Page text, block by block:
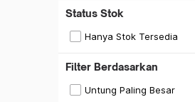
Status Stok
Hanya Stok Tersedia
Filter Berdasarkan
Untung Paling Besar